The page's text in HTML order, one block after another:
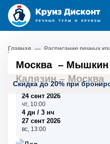
Главная — Расписание речных
Скидка до 20% при
Москва – Мышкин
Калязин– Москва
24 сент 2026
чт, 10:00
4 дн / 3 нч
27 сент 2026
вс, 13:00